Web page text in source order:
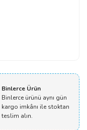
Binlerce Ürün
Binlerce ürünü aynı gün
kargo imkânı ile stoktan
teslim alın.